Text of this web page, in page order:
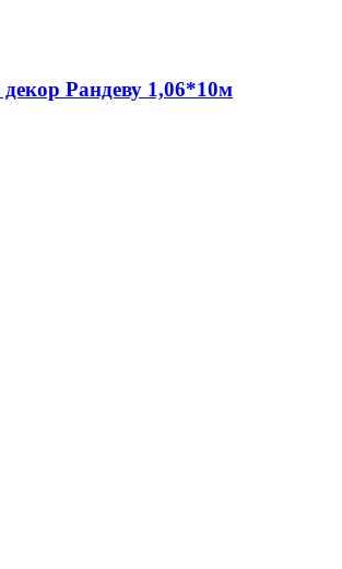
Рандеву 1,06*10м